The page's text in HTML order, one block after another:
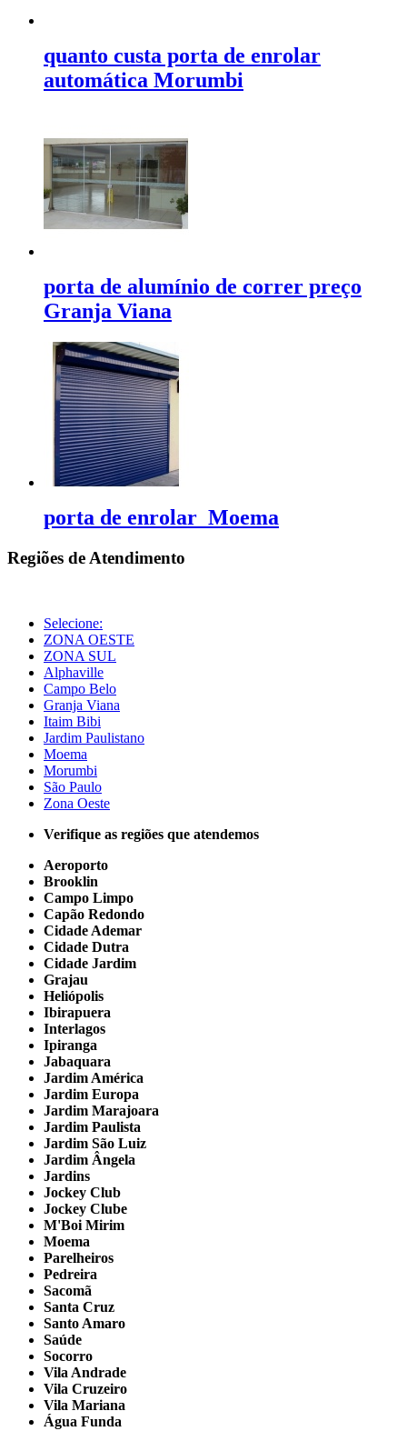
quanto custa porta de enrolar
automática Morumbi
porta de alumínio de correr preço
Granja Viana
porta de enrolar Moema
Regiões de Atendimento
Selecione:
ZONA OESTE
ZONA SUL
Alphaville
Campo Belo
Granja Viana
Itaim Bibi
Jardim Paulistano
Moema
Morumbi
São Paulo
Zona Oeste
Verifique as regiões que atendemos
Aeroporto
Brooklin
Campo Limpo
Capão Redondo
Cidade Ademar
Cidade Dutra
Cidade Jardim
Grajau
Heliópolis
Ibirapuera
Interlagos
Ipiranga
Jabaquara
Jardim América
Jardim Europa
Jardim Marajoara
Jardim Paulista
Jardim São Luiz
Jardim Ângela
Jardins
Jockey Club
Jockey Clube
M'Boi Mirim
Moema
Parelheiros
Pedreira
Sacomã
Santa Cruz
Santo Amaro
Saúde
Socorro
Vila Andrade
Vila Cruzeiro
Vila Mariana
Água Funda